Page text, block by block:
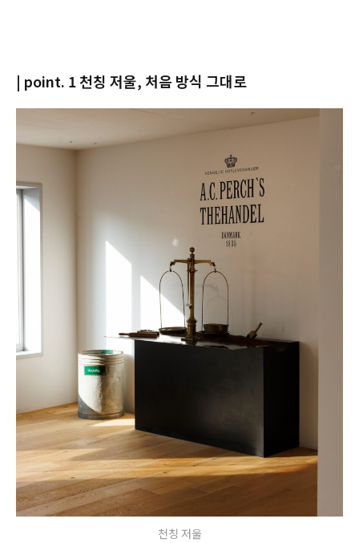
| point. 1 천칭 저울, 처음 방식 그대로
천칭 저울